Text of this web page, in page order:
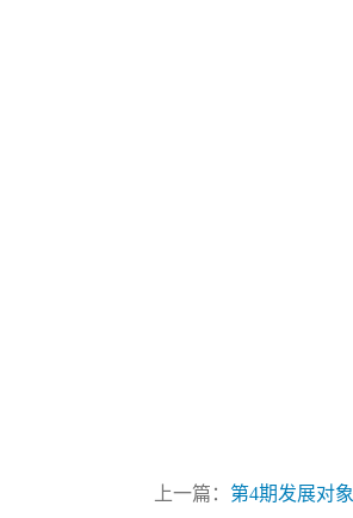
上一篇： 第4期发展对